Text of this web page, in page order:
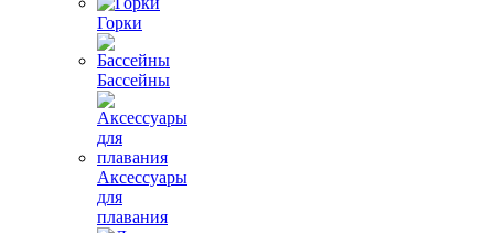
Горки
Бассейны
Аксессуары
для
плавания